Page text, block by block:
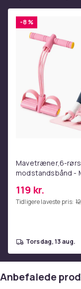
Vægt, gram
113
Varenr.
30c2b534-94da-
-8 %
Mavetræner,6-
modstandsbånd -
119 kr.
Tidligere laveste pris:
torsdag, 13 aug.
Anbefalede